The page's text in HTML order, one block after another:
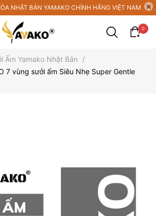
NHẬT BẢN YAMAKO CHÍNH HÃNG VIỆT NAM
0
Ấm Yamako Nhật Bản
/
7 vùng sưởi ấm Siêu Nhẹ Super Gentle